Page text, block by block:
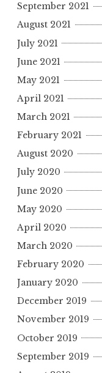
September 2021
August 2021
July 2021
June 2021
May 2021
April 2021
March 2021
February 2021
August 2020
July 2020
June 2020
May 2020
April 2020
March 2020
February 2020
January 2020
December 2019
November 2019
October 2019
September 2019